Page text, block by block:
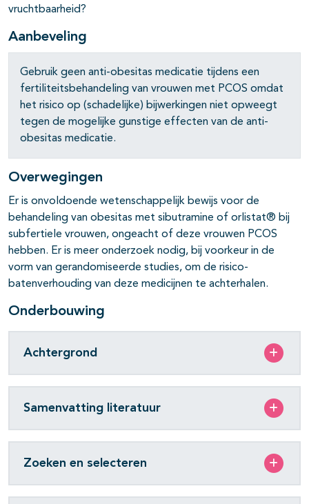
open- en dichtklappen
vruchtbaarheid?
Aanbeveling
Gebruik geen anti-obesitas medicatie tijdens een
fertiliteitsbehandeling van vrouwen met PCOS omdat
het risico op (schadelijke) bijwerkingen niet opweegt
tegen de mogelijke gunstige effecten van de anti-
obesitas medicatie.
Overwegingen
Er is onvoldoende wetenschappelijk bewijs voor de
behandeling van obesitas met sibutramine of orlistat® bij
subfertiele vrouwen, ongeacht of deze vrouwen PCOS
hebben. Er is meer onderzoek nodig, bij voorkeur in de
vorm van gerandomiseerde studies, om de risico-
batenverhouding van deze medicijnen te achterhalen.
Onderbouwing
Achtergrond
Samenvatting literatuur
Zoeken en selecteren